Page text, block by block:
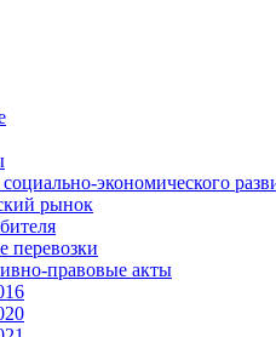
экономического
рынок
перевозки
правовые акты